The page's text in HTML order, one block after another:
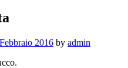
2016 by admin